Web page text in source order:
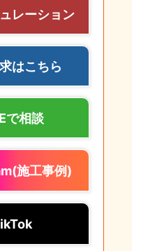
レーション
はこちら
で相談
施工事例)